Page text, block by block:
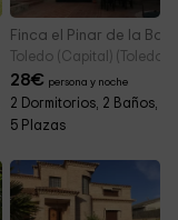
Finca el Pinar de la
Toledo (Capital) (Toledo)
28€ persona y noche
2 Dormitorios, 2 Baños,
5 Plazas